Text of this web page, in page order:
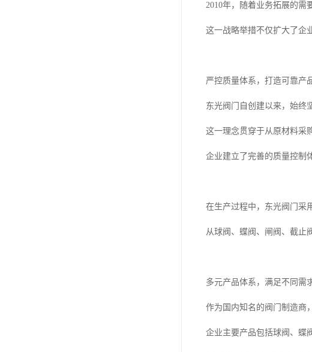
2010年，随着业务拓展的需
这一战略举措不仅扩大了企
严控质量体系，打造可靠产
东光阀门自创建以来，始终
这一理念贯穿于从原材料采
企业建立了完善的质量控制
在生产过程中，东光阀门采
从球阀、蝶阀、闸阀、截止
多元产品体系，满足不同需
作为国内知名的阀门制造商
企业主要产品包括球阀、蝶